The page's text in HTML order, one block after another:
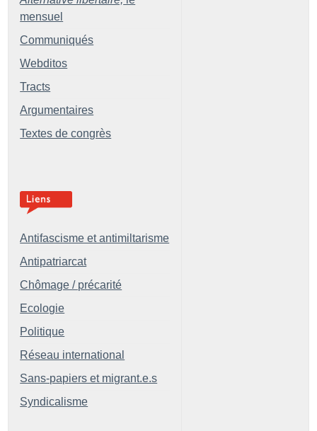
mensuel
Communiqués
Webditos
Tracts
Argumentaires
Textes de congrès
Antifascisme et antimiltarisme
Antipatriarcat
Chômage / précarité
Ecologie
Politique
Réseau international
Sans-papiers et migrant.e.s
Syndicalisme